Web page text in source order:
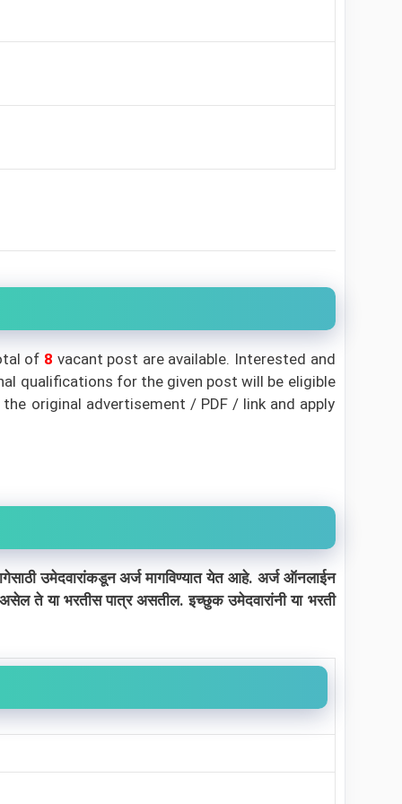
of 8 vacant post are available. Interested and
qualifications for the given post will be eligible
original advertisement / PDF / link and apply
उमेदवारांकडून अर्ज मागविण्यात येत आहे. अर्ज ऑनलाईन
ते या भरतीस पात्र असतील. इच्छुक उमेदवारांनी या भरती